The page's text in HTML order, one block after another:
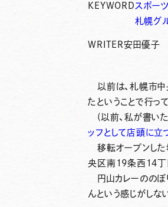
KEYWORD スポー
札幌グ
WRITER安田優子
以前は、札幌市中
たということで行って
(以前、私が書い
ッフとして店頭に立
移転オープンした
央区南19条西14丁
円山カレーののぼ
んという感じがしな